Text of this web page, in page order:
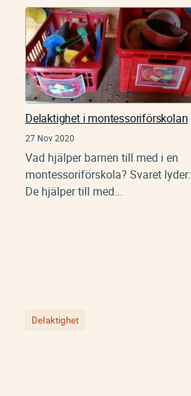
Delaktighet i montessoriförskolan
27 Nov 2020
Vad hjälper barnen till med i en
montessoriförskola? Svaret lyder:
De hjälper till med...
Delaktighet